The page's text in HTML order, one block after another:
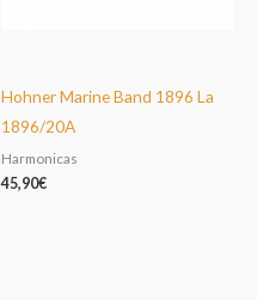
Hohner Marine Band 1896 La
1896/20A
Harmonicas
45,90€